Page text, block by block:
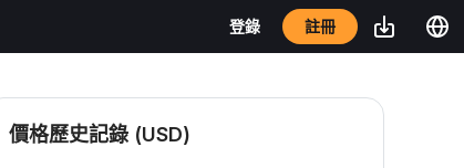
登錄 註冊
價格歷史記錄 (USD)